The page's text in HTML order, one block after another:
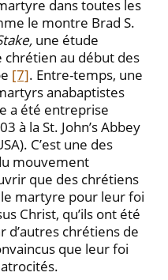
dans toutes les
le montre Brad S.
une étude
au début des
[7]. Entre-temps, une
anabaptistes
a été entreprise
à la St. John’s Abbey
C’est une des
mouvement
que des chrétiens
martyre pour leur foi
Christ, qu’ils ont été
d’autres chrétiens de
que leur foi